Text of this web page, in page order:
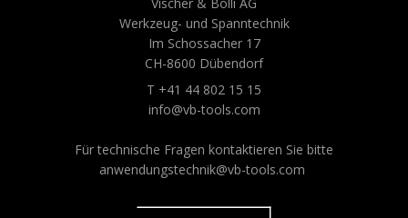
Vischer & Bolli AG
Werkzeug- und Spanntechnik
Im Schossacher 17
CH-8600 Dübendorf
T +41 44 802 15 15
info@vb-tools.com
Für technische Fragen kontaktieren Sie bitte
anwendungstechnik@vb-tools.com